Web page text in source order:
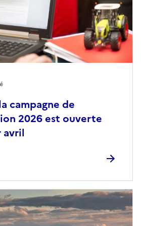
campagne de
2026 est ouverte
avril